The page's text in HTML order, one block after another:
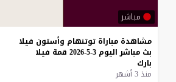
مباشر
مشاهدة مباراة توتنهام وأستون فيلا
بث مباشر اليوم 3-5-2026 قمة فيلا
بارك
منذ 3 أشهر